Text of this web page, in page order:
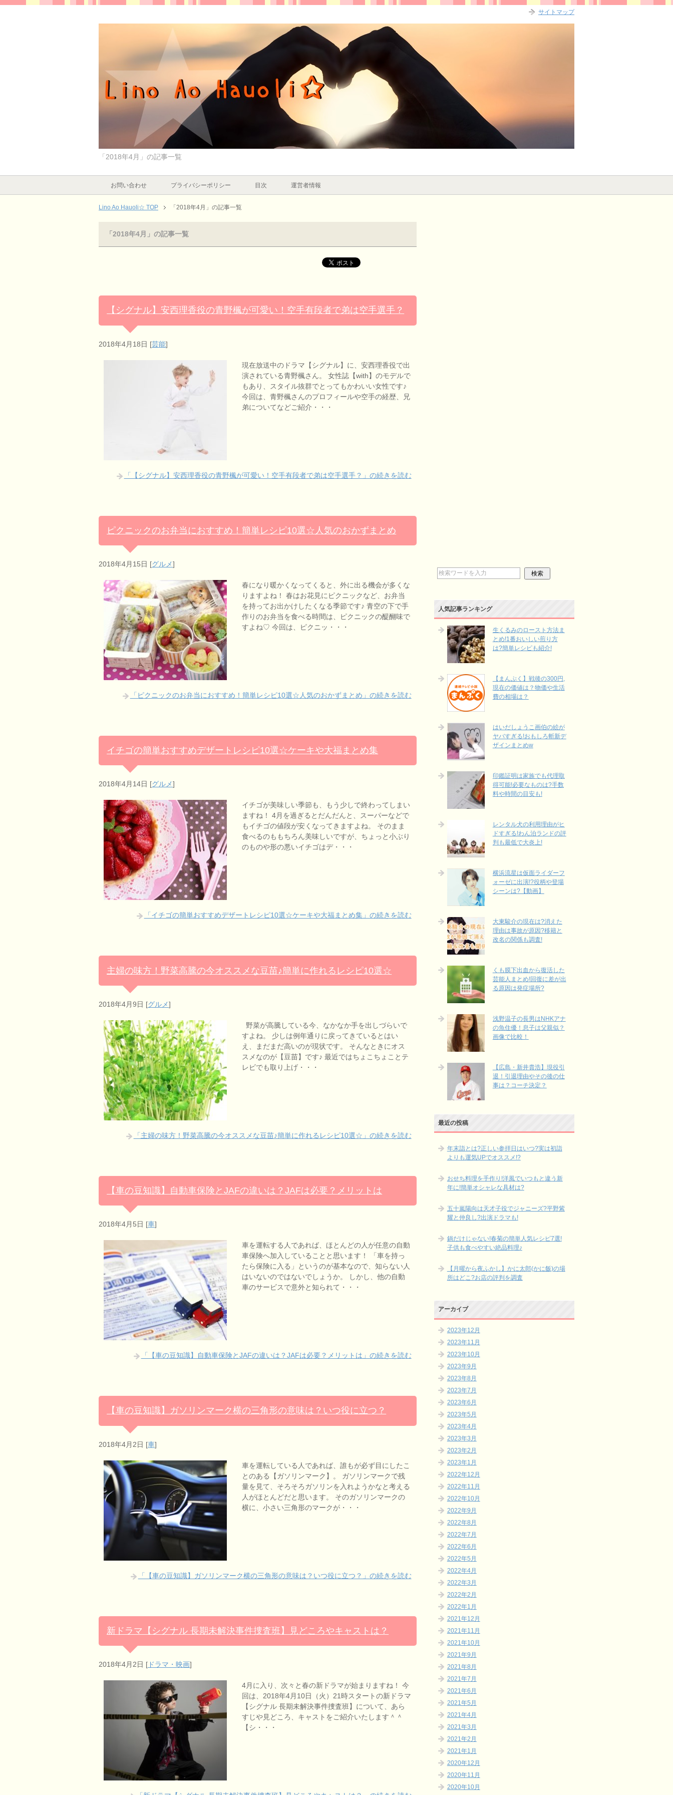
「2018年4月」の記事一覧
お問い合わせ プライバシーポリシー 目次 運営者情報
Lino Ao Hauoli☆ TOP 「2018年4月」の記事一覧
「2018年4月」の記事一覧
【シグナル】安西理香役の青野楓が可愛い！空手有段者で弟は空手選手？
2018年4月18日 [芸能]
現在放送中のドラマ【シグナル】に、安西理香役で出
演されている青野楓さん。 女性誌【with】のモデルで
もあり、スタイル抜群でとってもかわいい女性です♪
今回は、青野楓さんのプロフィールや空手の経歴、兄
弟についてなどご紹介・・・
「【シグナル】安西理香役の青野楓が可愛い！空手有段者で弟は空手選手？」の続きを読む
ピクニックのお弁当におすすめ！簡単レシピ10選☆人気のおかずまとめ
2018年4月15日 [グルメ]
春になり暖かくなってくると、外に出る機会が多くな
りますよね！ 春はお花見にピクニックなど、お弁当
を持ってお出かけしたくなる季節です♪ 青空の下で手
作りのお弁当を食べる時間は、ピクニックの醍醐味で
すよね♡ 今回は、ピクニッ・・・
「ピクニックのお弁当におすすめ！簡単レシピ10選☆人気のおかずまとめ」の続きを読む
イチゴの簡単おすすめデザートレシピ10選☆ケーキや大福まとめ集
2018年4月14日 [グルメ]
イチゴが美味しい季節も、もう少しで終わってしまい
ますね！ 4月を過ぎるとだんだんと、スーパーなどで
もイチゴの値段が安くなってきますよね。 そのまま
食べるのももちろん美味しいですが、ちょっと小ぶり
のものや形の悪いイチゴはデ・・・
「イチゴの簡単おすすめデザートレシピ10選☆ケーキや大福まとめ集」の続きを読む
主婦の味方！野菜高騰の今オススメな豆苗♪簡単に作れるレシピ10選☆
2018年4月9日 [グルメ]
野菜が高騰している今、なかなか手を出しづらいで
すよね。 少しは例年通りに戻ってきているとはい
え、まだまだ高いのが現状です。 そんなときにオス
スメなのが【豆苗】です♪ 最近ではちょこちょことテ
レビでも取り上げ・・・
「主婦の味方！野菜高騰の今オススメな豆苗♪簡単に作れるレシピ10選☆」の続きを読む
【車の豆知識】自動車保険とJAFの違いは？JAFは必要？メリットは
2018年4月5日 [車]
車を運転する人であれば、ほとんどの人が任意の自動
車保険へ加入していることと思います！ 「車を持っ
たら保険に入る」というのが基本なので、知らない人
はいないのではないでしょうか。 しかし、他の自動
車のサービスで意外と知られて・・・
「【車の豆知識】自動車保険とJAFの違いは？JAFは必要？メリットは」の続きを読む
【車の豆知識】ガソリンマーク横の三角形の意味は？いつ役に立つ？
2018年4月2日 [車]
車を運転している人であれば、誰もが必ず目にしたこ
とのある【ガソリンマーク】。 ガソリンマークで残
量を見て、そろそろガソリンを入れようかなと考える
人がほとんどだと思います。 そのガソリンマークの
横に、小さい三角形のマークが・・・
「【車の豆知識】ガソリンマーク横の三角形の意味は？いつ役に立つ？」の続きを読む
新ドラマ【シグナル 長期未解決事件捜査班】見どころやキャストは？
2018年4月2日 [ ドラマ・映画]
4月に入り、次々と春の新ドラマが始まりますね！ 今
回は、2018年4月10日（火）21時スタートの新ドラマ
【シグナル 長期未解決事件捜査班】について、あら
すじや見どころ、キャストをご紹介いたします＾＾
【シ・・・
人気記事ランキング
生くるみのロースト方法ま
とめ!1番おいしい煎り方
は?簡単レシピも紹介!
【まんぷく】戦後の300円,
現在の価値は？物価や生活
費の相場は？
はいだしょうこ画伯の絵が
ヤバすぎる!おもしろ斬新デ
ザインまとめw
印鑑証明は家族でも代理取
得可能!必要なものは?手数
料や時間の目安も!
レンタル犬の利用理由がヒ
ドすぎる!わん泊ランドの評
判も最低で大炎上!
横浜流星は仮面ライダーフ
ォーゼに出演!?役柄や登場
シーンは?【動画】
大東駿介の現在は?消えた
理由は事故が原因?移籍と
改名の関係も調査!
くも膜下出血から復活した
芸能人まとめ!回復に差が出
る原因は発症場所?
浅野温子の長男はNHKアナ
の魚住優！息子は父親似？
画像で比較！
【広島・新井貴浩】現役引
退！引退理由やその後の仕
事は？コーチ決定？
最近の投稿
年末詣とは?正しい参拝日はいつ?実は初詣
よりも運気UPでオススメ!?
おせち料理を手作り!洋風でいつもと違う新
年に!簡単オシャレな具材は?
五十嵐陽向は天才子役でジャニーズ?平野紫
耀と仲良し?出演ドラマも!
鍋だけじゃない!春菊の簡単人気レシピ7選!
子供も食べやすい絶品料理♪
【月曜から夜ふかし】かに太郎(かに飯)の場
所はどこ?お店の評判を調査
アーカイブ
2023年12月
2023年11月
2023年10月
2023年9月
2023年8月
2023年7月
2023年6月
2023年5月
2023年4月
2023年3月
2023年2月
2023年1月
2022年12月
2022年11月
2022年10月
2022年9月
2022年8月
2022年7月
2022年6月
2022年5月
2022年4月
2022年3月
2022年2月
2022年1月
2021年12月
2021年11月
2021年10月
2021年9月
2021年8月
2021年7月
2021年6月
2021年5月
2021年4月
2021年3月
2021年2月
2021年1月
2020年12月
2020年11月
2020年10月
サイトマップ